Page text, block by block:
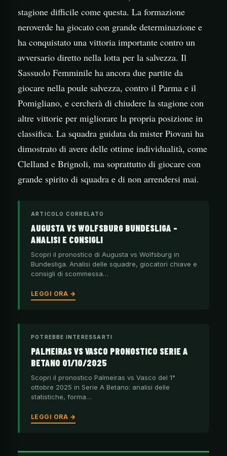
stagione difficile come questa. La formazione
neroverde ha giocato con grande determinazione e
ha conquistato una vittoria importante contro un
avversario diretto nella lotta per la salvezza. Il
Sassuolo Femminile ha ancora due partite da
giocare nella poule salvezza, contro il Parma e il
Pomigliano, e cercherà di chiudere la stagione con
altre vittorie per migliorare la propria posizione in
classifica. La squadra guidata da mister Piovani ha
dimostrato di avere delle ottime individualità, come
Clelland e Brignoli, ma soprattutto di giocare con
grande spirito di squadra e di non arrendersi mai.
ARTICOLO CORRELATO
AUGUSTA VS WOLFSBURG BUNDESLIGA –
ANALISI E CONSIGLI
Scopri il pronostico di Augusta vs Wolfsburg in
Bundesliga. Analisi delle squadre, giocatori chiave e
consigli di scommessa…
LEGGI ORA →
POTREBBE INTERESSARTI
PALMEIRAS VS VASCO PRONOSTICO SERIE A
BETANO 01/10/2025
Scopri il pronostico Palmeiras vs Vasco del 1°
ottobre 2025 in Serie A Betano: analisi delle
statistiche, forma…
LEGGI ORA →